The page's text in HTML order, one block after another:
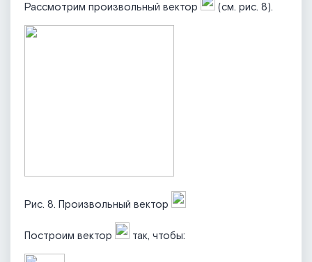
Рассмотрим произвольный вектор (см. рис. 8).
Рис. 8. Произвольный вектор
Построим вектор так, чтобы: